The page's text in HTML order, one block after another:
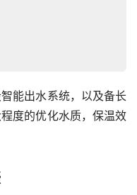
能出水系统，以及备长
度的优化水质，保温效